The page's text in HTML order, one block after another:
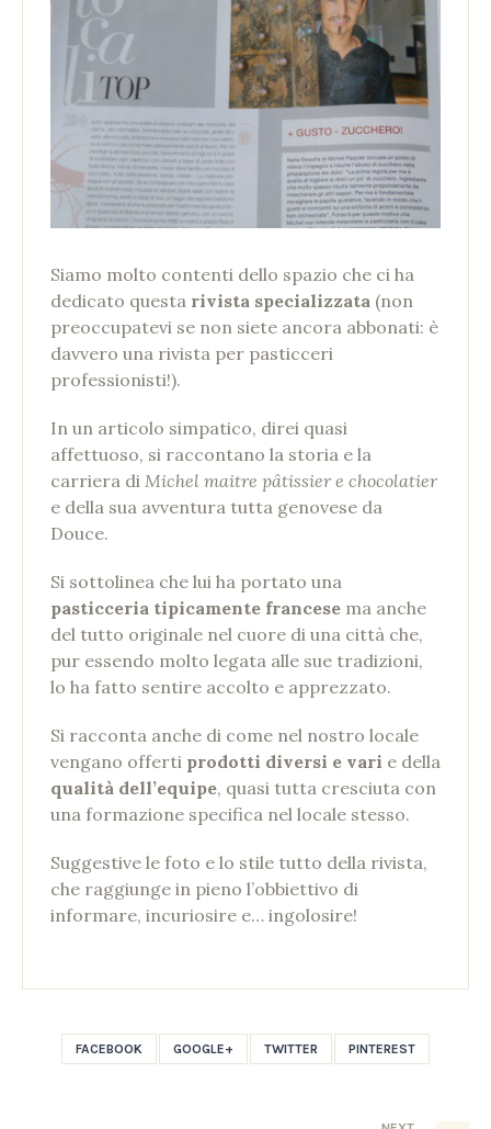
Siamo molto contenti dello spazio che ci ha
dedicato questa rivista specializzata (non
preoccupatevi se non siete ancora abbonati: è
davvero una rivista per pasticceri
professionisti!).
In un articolo simpatico, direi quasi
affettuoso, si raccontano la storia e la
carriera di Michel maitre pâtissier e chocolatier
e della sua avventura tutta genovese da
Douce.
Si sottolinea che lui ha portato una
pasticceria tipicamente francese ma anche
del tutto originale nel cuore di una città che,
pur essendo molto legata alle sue tradizioni,
lo ha fatto sentire accolto e apprezzato.
Si racconta anche di come nel nostro locale
vengano offerti prodotti diversi e vari e della
qualità dell’equipe, quasi tutta cresciuta con
una formazione specifica nel locale stesso.
Suggestive le foto e lo stile tutto della rivista,
che raggiunge in pieno l’obbiettivo di
informare, incuriosire e… ingolosire!
FACEBOOK GOOGLE+ TWITTER PINTEREST